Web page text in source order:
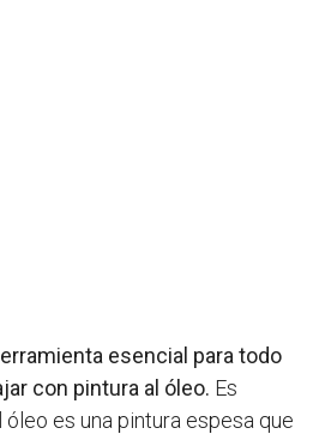
esencial para todo
con pintura al óleo. Es
es una pintura espesa que